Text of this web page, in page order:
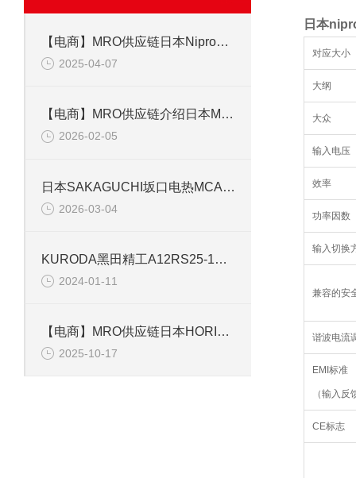
【电商】MRO供应链日本Nipron 直流电源 ePCSA-500P-X2C
2025-04-07
【电商】MRO供应链介绍日本MIYUKI美幸辉控制蝶阀 BAR系列BAR-N40
2026-02-05
日本SAKAGUCHI坂口电热MCA3P3000N热风器技术解析
2026-03-04
KURODA黑田精工A12RS25-1先导式电磁阀
2024-01-11
【电商】MRO供应链日本HORIBA堀场 PH计探头 6108-100B
2025-10-17
日本
对应大小
大纲
大众
输入电压
效率
功率因数
输入切换
兼容的安
谐波电流
EMI标准
（输入反
CE标志